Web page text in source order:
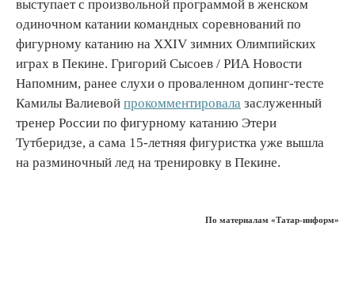
выступает с произвольной программой в женском
одиночном катании командных соревнований по
фигурному катанию на XXIV зимних Олимпийских
играх в Пекине. Григорий Сысоев / РИА Новости
Напомним, ранее слухи о проваленном допинг-тесте
Камилы Валиевой прокомментировала заслуженный
тренер России по фигурному катанию Этери
Тутберидзе, а сама 15-летняя фигуристка уже вышла
на разминочный лед на тренировку в Пекине.
По материалам «Татар-информ»